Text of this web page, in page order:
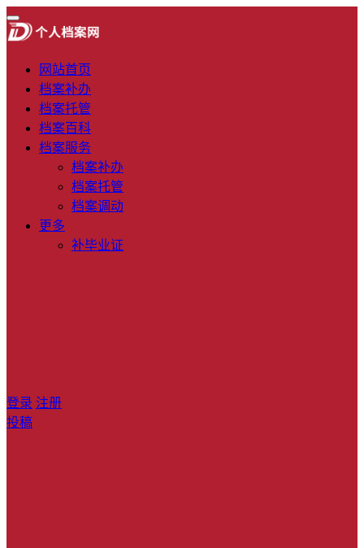
网站首页
档案补办
档案托管
档案百科
档案服务
档案补办
档案托管
档案调动
更多
补毕业证
登录 注册
投稿